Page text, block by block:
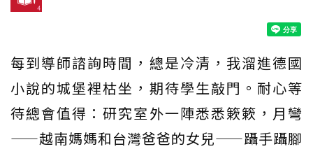
每到導師諮詢時間，總是冷清，我溜進德國
小說的城堡裡枯坐，期待學生敲門。耐心等
待總會值得：研究室外一陣悉悉簌簌，月彎
——越南媽媽和台灣爸爸的女兒——躡手躡腳